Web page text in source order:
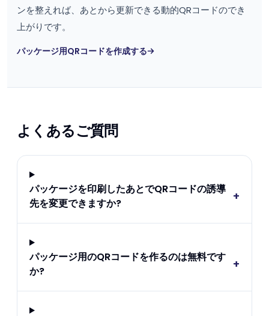
ンを整えれば、あとから更新できる動的QRコードのでき
上がりです。
パッケージ用QRコードを作成する
よくあるご質問
パッケージを印刷したあとでQRコードの誘導
先を変更できますか?
+
パッケージ用のQRコードを作るのは無料です
か?
+